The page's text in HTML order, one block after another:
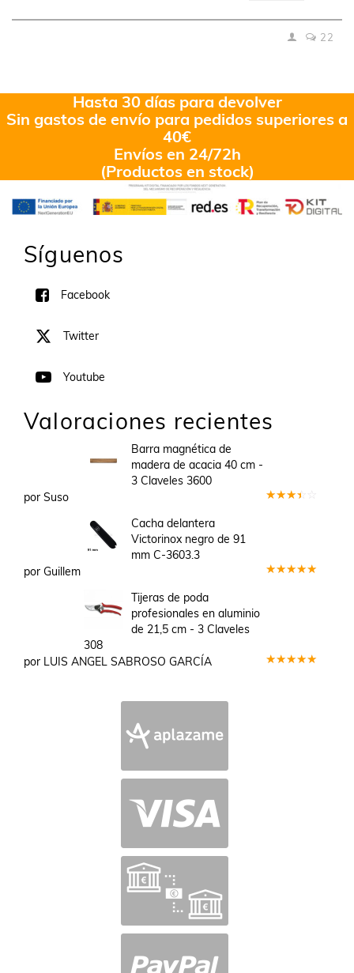
22
Hasta 30 días para devolver
Sin gastos de envío para pedidos superiores a
40€
Envíos en 24/72h
(Productos en stock)
Síguenos
Facebook
Twitter
Youtube
Valoraciones recientes
Barra magnética de
madera de acacia 40 cm -
3 Claveles 3600
por Suso
Cacha delantera
Victorinox negro de 91
mm C-3603.3
por Guillem
Tijeras de poda
profesionales en aluminio
de 21,5 cm - 3 Claveles
308
por LUIS ANGEL SABROSO GARCÍA